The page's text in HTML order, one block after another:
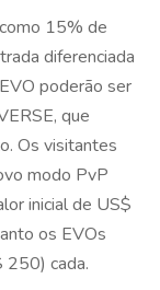
15% de
diferenciada
poderão ser
que
Os visitantes
modo PvP
inicial de US$
os EVOs
250) cada.